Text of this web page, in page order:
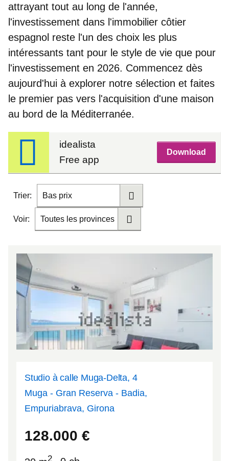
attrayant tout au long de l'année,
l'investissement dans l'immobilier côtier
espagnol reste l'un des choix les plus
intéressants tant pour le style de vie que pour
l'investissement en 2026. Commencez dès
aujourd'hui à explorer notre sélection et faites
le premier pas vers l'acquisition d'une maison
au bord de la Méditerranée.
idealista
Free app
Download
Trier: Bas prix
Voir: Toutes les provinces
Studio à calle Muga-Delta, 4
Muga - Gran Reserva - Badia,
Empuriabrava, Girona
128.000 €
2